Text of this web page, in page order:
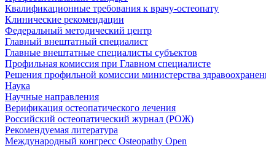
Квалификационные требования к врачу-остеопату
Клинические рекомендации
Федеральный методический центр
Главный внештатный специалист
Главные внештатные специалисты субъектов
Профильная комиссия при Главном специалисте
Решения профильной комиссии министерства
Наука
Научные направления
Верификация остеопатического лечения
Российский остеопатический журнал (РОЖ)
Рекомендуемая литература
Международный конгресс Osteopathy Open